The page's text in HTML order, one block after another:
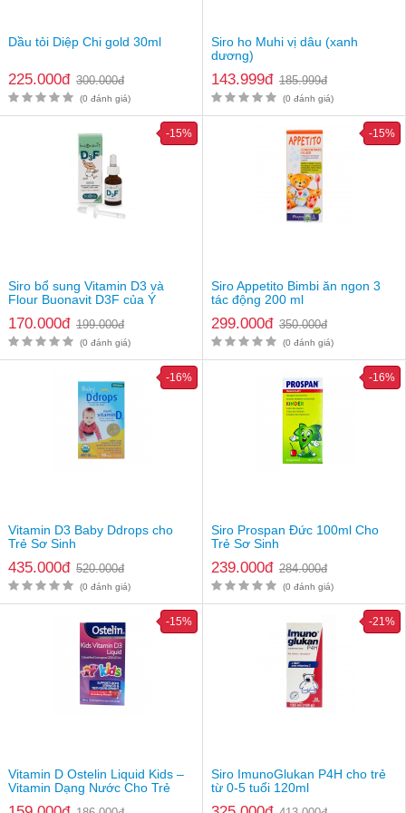
Thành phần của sản phẩm
Mỗi viên chứa 500mg vitamin C
Vitamin C: 250mg
Na.tri Ascobat: 281.2mg (tương đương 250mg vitamin C)
Và một số thành phần khác
Dầu tỏi Diệp Chi gold 30ml
225.000đ 300.000đ
(0 đánh giá)
Siro ho Muhi vị dâu (xanh
dương)
143.999đ 185.999đ
(0 đánh giá)
Siro bổ sung Vitamin D3 và
Flour Buonavit D3F của Ý
170.000đ 199.000đ
-15%
(0 đánh giá)
Siro Appetito Bimbi ăn ngon 3
tác động 200 ml
299.000đ 350.000đ
-15%
(0 đánh giá)
Vitamin D3 Baby Ddrops cho
Trẻ Sơ Sinh
435.000đ 520.000đ
-16%
(0 đánh giá)
Siro Prospan Đức 100ml Cho
Trẻ Sơ Sinh
239.000đ 284.000đ
-16%
(0 đánh giá)
Vitamin D Ostelin Liquid Kids –
Vitamin Dạng Nước Cho Trẻ
-15%
Siro ImunoGlukan P4H cho trẻ
từ 0-5 tuổi 120ml
-21%